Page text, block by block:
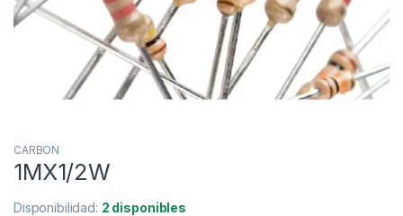
CARBON
1MX1/2W
Disponibilidad: 2 disponibles